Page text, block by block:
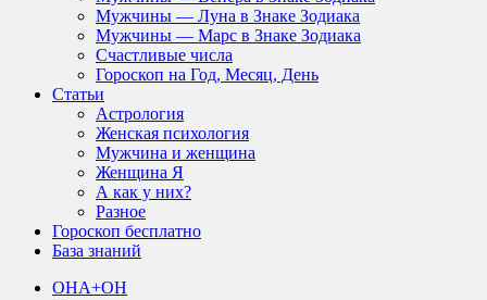
Мужчины — Луна в Знаке Зодиака
Мужчины — Марс в Знаке Зодиака
Счастливые числа
Гороскоп на Год, Месяц, День
Статьи
Астрология
Женская психология
Мужчина и женщина
Женщина Я
А как у них?
Разное
Гороскоп бесплатно
База знаний
ОНА+ОН